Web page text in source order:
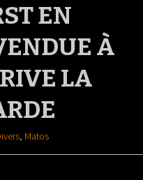
EN
À
LA
, Matos